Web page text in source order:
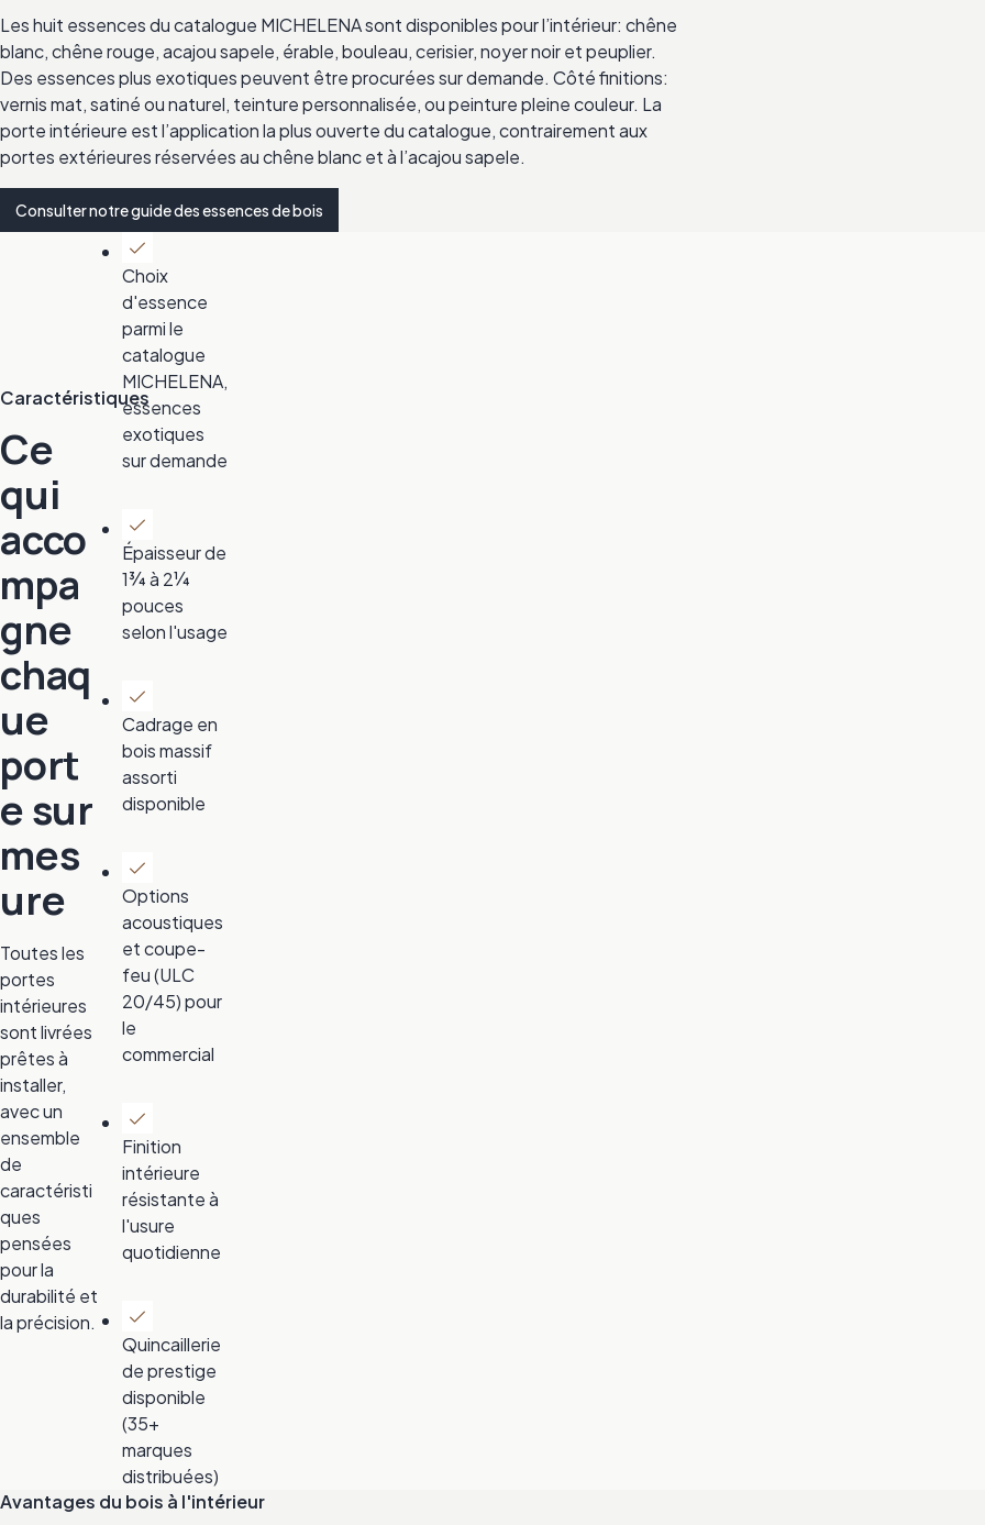
Les huit essences du catalogue MICHELENA sont disponibles pour l’intérieur: chêne
blanc, chêne rouge, acajou sapele, érable, bouleau, cerisier, noyer noir et peuplier.
Des essences plus exotiques peuvent être procurées sur demande. Côté finitions:
vernis mat, satiné ou naturel, teinture personnalisée, ou peinture pleine couleur. La
porte intérieure est l’application la plus ouverte du catalogue, contrairement aux
portes extérieures réservées au chêne blanc et à l’acajou sapele.
Consulter notre guide des essences de bois
Caractéristiques
Ce
qui
acco
mpa
gne
chaq
ue
port
e sur
mes
ure
Toutes les
portes
intérieures
sont livrées
prêtes à
installer,
avec un
ensemble
de
caractéristi
ques
pensées
pour la
durabilité et
la précision.
Choix
d'essence
parmi le
catalogue
MICHELENA,
essences
exotiques
sur demande
Épaisseur de
1¾ à 2¼
pouces
selon l'usage
Cadrage en
bois massif
assorti
disponible
Options
acoustiques
et coupe-
feu (ULC
20/45) pour
le
commercial
Finition
intérieure
résistante à
l'usure
quotidienne
Quincaillerie
de prestige
disponible
(35+
marques
distribuées)
Avantages du bois à l'intérieur